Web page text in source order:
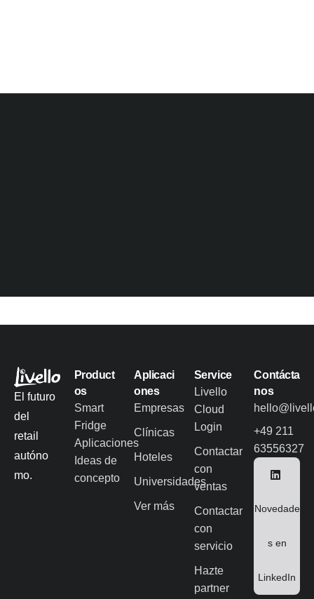
El futuro
del
retail
autóno
mo.
Product
os
Smart
Fridge
Aplicaciones
Ideas de
concepto
Aplicaci
ones
Empresas
Clínicas
Hoteles
Universidades
Ver más
Service
Livello
Cloud
Login
Contactar
con
ventas
Contactar
con
servicio
Hazte
partner
Contácta
nos
+49 211
63556327
Novedade
s en
LinkedIn